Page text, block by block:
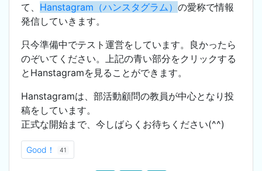
て、 Hanstagram（ハンスタグラム） の愛称で情報
発信していきます。
只今準備中でテスト運営をしています。良かったら
のぞいてください。上記の青い部分をクリックする
とHanstagramを見ることができます。
Hanstagramは、部活動顧問の教員が中心となり投
稿をしています。
正式な開始まで、今しばらくお待ちください(^^)
Good！ 41